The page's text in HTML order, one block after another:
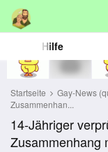
Hilfe
Startseite Gay-News
Zusammenhan...
14-Jähriger
Zusammenhang